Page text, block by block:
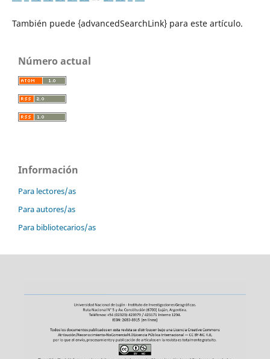
También puede {advancedSearchLink} para este artículo.
Número actual
Información
Para lectores/as
Para autores/as
Para bibliotecarios/as